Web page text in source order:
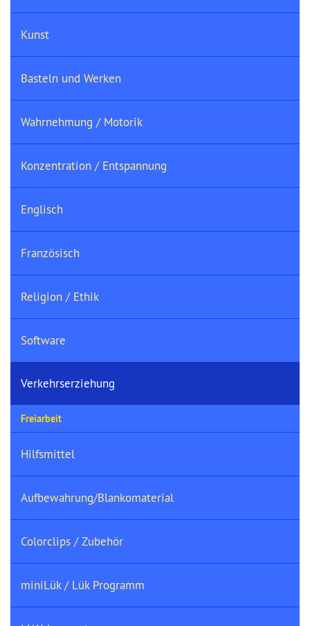
Kunst
Basteln und Werken
Wahrnehmung / Motorik
Konzentration / Entspannung
Englisch
Französisch
Religion / Ethik
Software
Verkehrserziehung
Freiarbeit
Hilfsmittel
Aufbewahrung/Blankomaterial
Colorclips / Zubehör
miniLük / Lük Programm